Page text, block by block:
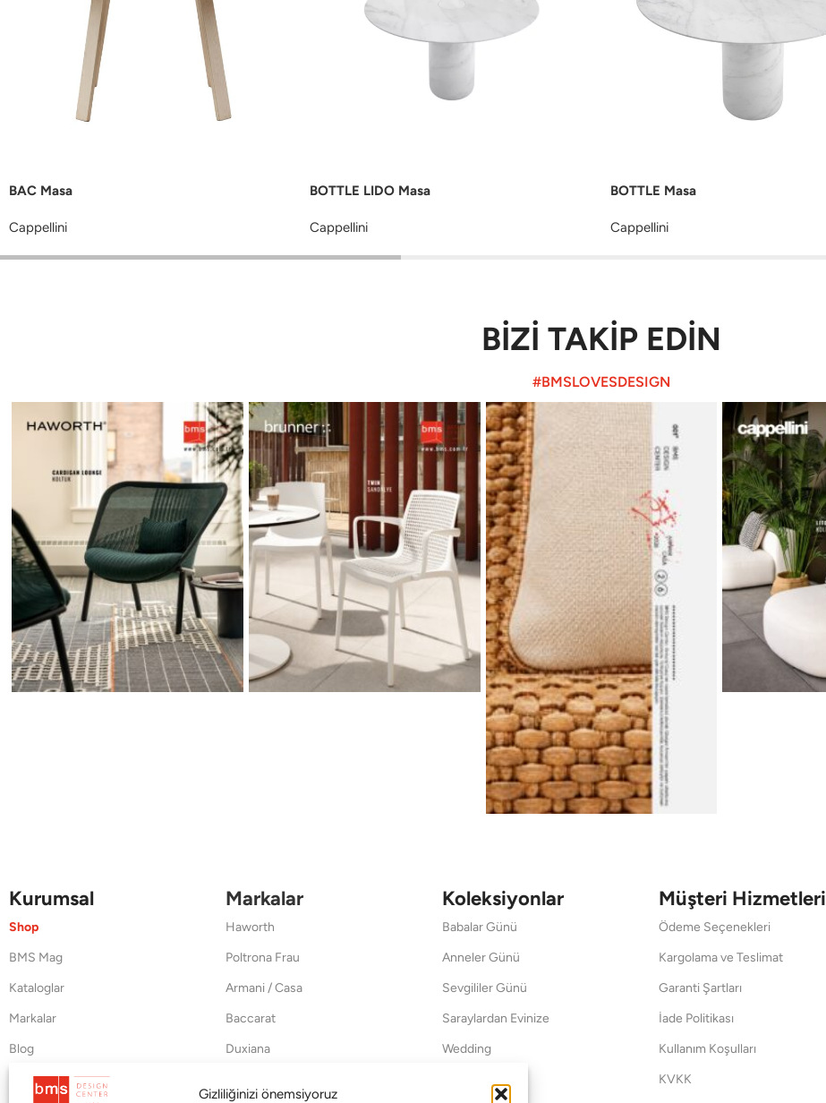
Gizliliğinizi önemsiyoruz
BAC Masa
Cappellini
BOTTLE LIDO Masa
Cappellini
BOTTLE Masa
Cappellini
BİZİ TAKİP EDİN
#BMSLOVESDESIGN
Kurumsal
Shop
BMS Mag
Kataloglar
Markalar
Blog
Hakkımızda
Markalar
Haworth
Poltrona Frau
Armani / Casa
Baccarat
Duxiana
Koleksiyonlar
Babalar Günü
Anneler Günü
Sevgililer Günü
Saraylardan Evinize
Wedding
Müşteri Hizmetleri
Ödeme Seçenekleri
Kargolama ve Teslimat
Garanti Şartları
İade Politikası
Kullanım Koşulları
KVKK